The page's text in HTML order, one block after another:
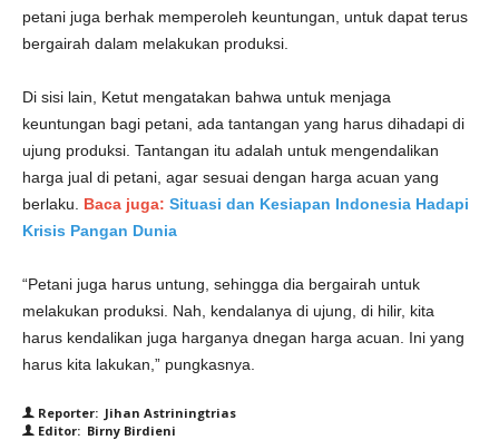
petani juga berhak memperoleh keuntungan, untuk dapat terus
bergairah dalam melakukan produksi.
Di sisi lain, Ketut mengatakan bahwa untuk menjaga
keuntungan bagi petani, ada tantangan yang harus dihadapi di
ujung produksi. Tantangan itu adalah untuk mengendalikan
harga jual di petani, agar sesuai dengan harga acuan yang
berlaku. Baca juga: Situasi dan Kesiapan Indonesia Hadapi
Krisis Pangan Dunia
“Petani juga harus untung, sehingga dia bergairah untuk
melakukan produksi. Nah, kendalanya di ujung, di hilir, kita
harus kendalikan juga harganya dnegan harga acuan. Ini yang
harus kita lakukan,” pungkasnya.
Reporter: Jihan Astriningtrias
Editor: Birny Birdieni